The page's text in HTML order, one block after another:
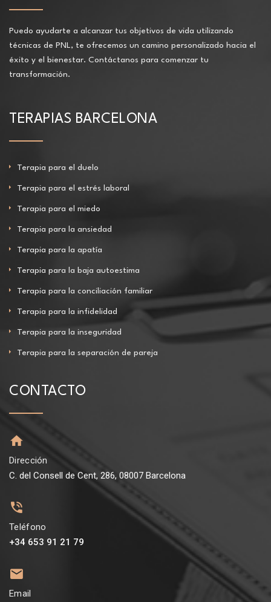
Puedo ayudarte a alcanzar tus objetivos de vida utilizando
técnicas de PNL, te ofrecemos un camino personalizado hacia el
éxito y el bienestar. Contáctanos para comenzar tu
transformación.
TERAPIAS BARCELONA
Terapia para el duelo
Terapia para el estrés laboral
Terapia para el miedo
Terapia para la ansiedad
Terapia para la apatía
Terapia para la baja autoestima
Terapia para la conciliación familiar
Terapia para la infidelidad
Terapia para la inseguridad
Terapia para la separación de pareja
CONTACTO
Dirección
C. del Consell de Cent, 286, 08007 Barcelona
Teléfono
+34 653 91 21 79
Email